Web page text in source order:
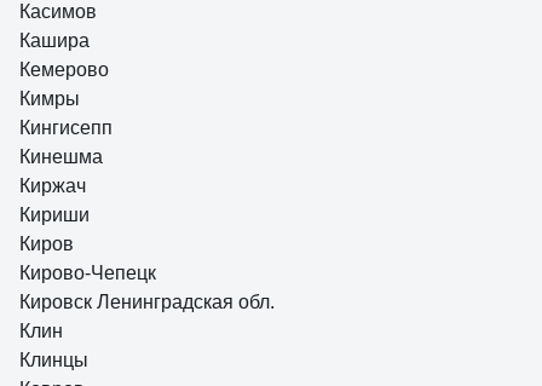
Касимов
Кашира
Кемерово
Кимры
Кингисепп
Кинешма
Киржач
Кириши
Киров
Кирово-Чепецк
Кировск Ленинградская обл.
Клин
Клинцы